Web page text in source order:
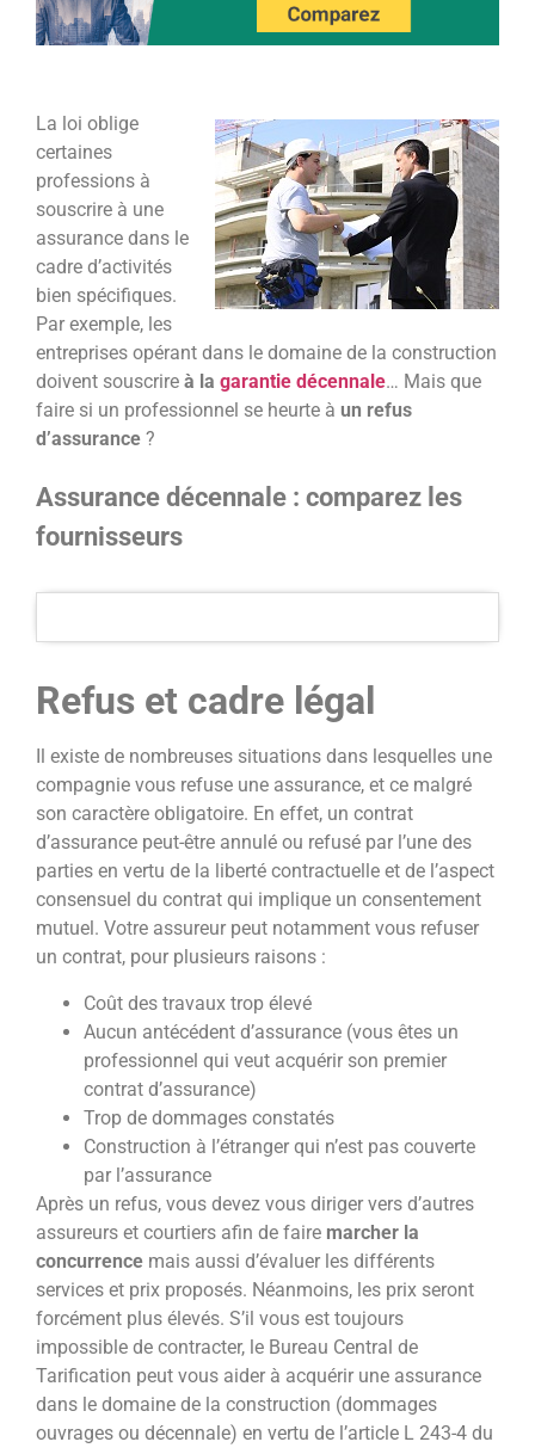
La loi oblige
certaines
professions à
souscrire à une
assurance dans le
cadre d’activités
bien spécifiques.
Par exemple, les
entreprises opérant dans le domaine de la construction
doivent souscrire à la garantie décennale… Mais que
faire si un professionnel se heurte à un refus
d’assurance ?
Assurance décennale : comparez les
fournisseurs
Refus et cadre légal
Il existe de nombreuses situations dans lesquelles une
compagnie vous refuse une assurance, et ce malgré
son caractère obligatoire. En effet, un contrat
d’assurance peut-être annulé ou refusé par l’une des
parties en vertu de la liberté contractuelle et de l’aspect
consensuel du contrat qui implique un consentement
mutuel. Votre assureur peut notamment vous refuser
un contrat, pour plusieurs raisons :
Coût des travaux trop élevé
Aucun antécédent d’assurance (vous êtes un
professionnel qui veut acquérir son premier
contrat d’assurance)
Trop de dommages constatés
Construction à l’étranger qui n’est pas couverte
par l’assurance
Après un refus, vous devez vous diriger vers d’autres
assureurs et courtiers afin de faire marcher la
concurrence mais aussi d’évaluer les différents
services et prix proposés. Néanmoins, les prix seront
forcément plus élevés. S’il vous est toujours
impossible de contracter, le Bureau Central de
Tarification peut vous aider à acquérir une assurance
dans le domaine de la construction (dommages
ouvrages ou décennale) en vertu de l’article L 243-4 du